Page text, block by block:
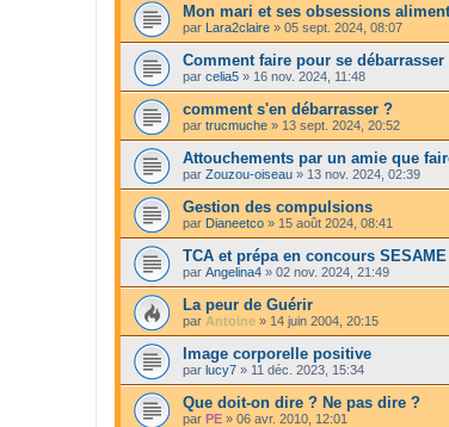
Mon mari et ses obsessions
par Lara2claire » 05 sept. 2024, 08:07
Comment faire pour se débarrasser
par celia5 » 16 nov. 2024, 11:48
comment s'en débarrasser ?
par trucmuche » 13 sept. 2024, 20:52
Attouchements par un amie que
par Zouzou-oiseau » 13 nov. 2024, 02:39
Gestion des compulsions
par Dianeetco » 15 août 2024, 08:41
TCA et prépa en concours SESAME
par Angelina4 » 02 nov. 2024, 21:49
La peur de Guérir
par Antoine » 14 juin 2004, 20:15
Image corporelle positive
par lucy7 » 11 déc. 2023, 15:34
Que doit-on dire ? Ne pas dire ?
par PE » 06 avr. 2010, 12:01